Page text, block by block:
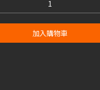
加入購物車